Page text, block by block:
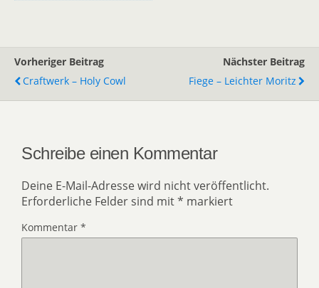
Vorheriger Beitrag
Craftwerk – Holy Cowl
Nächster Beitrag
Fiege – Leichter Moritz
Schreibe einen Kommentar
Deine E-Mail-Adresse wird nicht veröffentlicht.
Erforderliche Felder sind mit* markiert
Kommentar *